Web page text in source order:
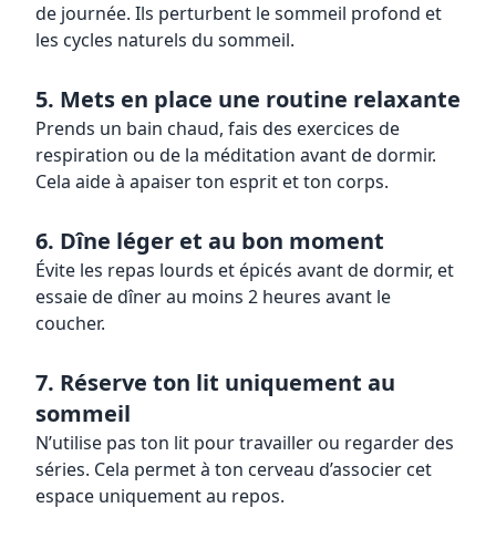
de journée. Ils perturbent le sommeil profond et
les cycles naturels du sommeil.
5. Mets en place une routine relaxante
Prends un bain chaud, fais des exercices de
respiration ou de la méditation avant de dormir.
Cela aide à apaiser ton esprit et ton corps.
6. Dîne léger et au bon moment
Évite les repas lourds et épicés avant de dormir, et
essaie de dîner au moins 2 heures avant le
coucher.
7. Réserve ton lit uniquement au
sommeil
N’utilise pas ton lit pour travailler ou regarder des
séries. Cela permet à ton cerveau d’associer cet
espace uniquement au repos.